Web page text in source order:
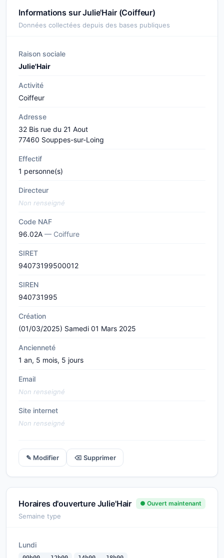
Informations sur Julie'Hair (Coiffeur)
Données collectées depuis des bases publiques
Raison sociale
Julie'Hair
Activité
Coiffeur
Adresse
32 Bis rue du 21 Aout
77460 Souppes-sur-Loing
Effectif
1 personne(s)
Directeur
Non renseigné
Code NAF
96.02A — Coiffure
SIRET
94073199500012
SIREN
940731995
Création
(01/03/2025) Samedi 01 Mars 2025
Ancienneté
1 an, 5 mois, 5 jours
Email
Non renseigné
Site internet
Non renseigné
✎ Modifier ⌫ Supprimer
Horaires d'ouverture Julie'Hair ● Ouvert maintenant
Semaine type
Lundi